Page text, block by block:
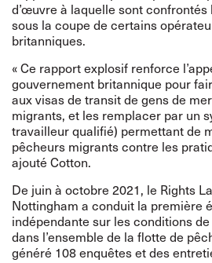
d’œuvre à laquelle sont
sous la coupe de certains
britanniques.
« Ce rapport explosif renforce l’
gouvernement britannique pour
aux visas de transit de gens de
migrants, et les remplacer par un
travailleur qualifié) permettant de
pêcheurs migrants contre les
ajouté Cotton.
De juin à octobre 2021, le Rights
Nottingham a conduit la première
indépendante sur les conditions
dans l’ensemble de la flotte de
généré 108 enquêtes et des